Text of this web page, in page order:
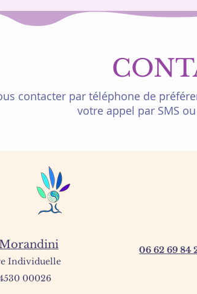
contacter par téléphone de
votre appel par SMS
e Individuelle
00026
06 62 69 84